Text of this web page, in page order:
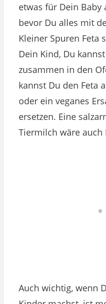
etwas für Dein
bevor Du alles mit
Kleiner Spuren Feta
Dein Kind, Du
zusammen in den
kannst Du den Feta
oder ein veganes
ersetzen. Eine
Tiermilch wäre auch
Auch wichtig, wenn